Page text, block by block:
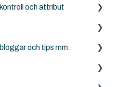
och attribut
och tips mm.